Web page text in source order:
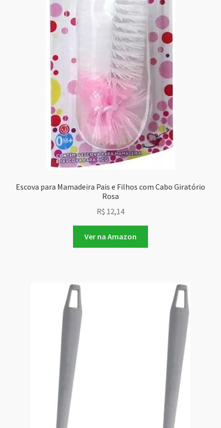
Escova para Mamadeira Pais e Filhos com Cabo Giratório
Rosa
R$ 12,14
Ver na Amazon